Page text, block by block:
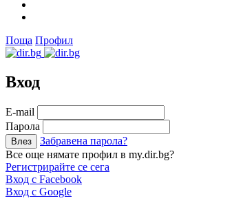
Поща Профил
Вход
Е-mail
Парола
Забравена парола?
Все още нямате профил в my.dir.bg?
Регистрирайте се сега
Вход с Facebook
Вход с Google